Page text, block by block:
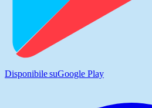
Disponibile suGoogle Play